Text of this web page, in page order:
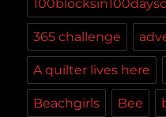
365 challenge
A quilter lives here
Beachgirls Bee